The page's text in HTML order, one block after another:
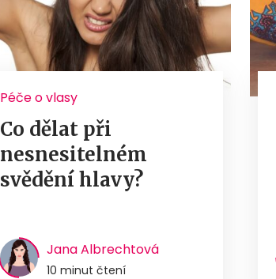
Péče o vlasy
Co dělat při
nesnesitelném
svědění hlavy?
Jana Albrechtová
10 minut čtení